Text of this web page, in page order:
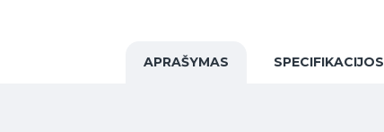
APRAŠYMAS SPECIFIKACIJOS